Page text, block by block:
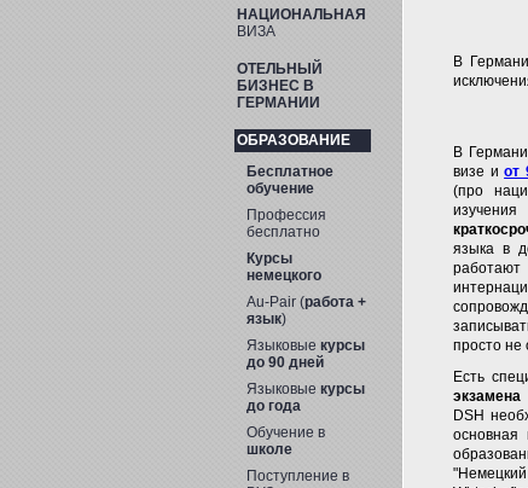
НАЦИОНАЛЬНАЯ
ВИЗА
ОТЕЛЬНЫЙ
БИЗНЕС В
ГЕРМАНИИ
ОБРАЗОВАНИЕ
Бесплатное
обучение
Профессия
бесплатно
Курсы
немецкого
Au-Pair (работа +
язык)
Языковые курсы
до 90 дней
Языковые курсы
до года
Обучение в
школе
Поступление в
В
В
визе иот
(про
языка в
просто не
Есть
экзамена
DSH
основная